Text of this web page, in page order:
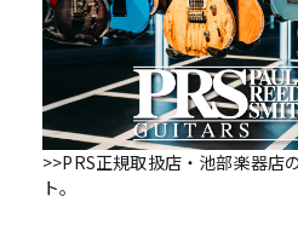
中古
>>PRS正規取扱店・池部楽器店
ト。